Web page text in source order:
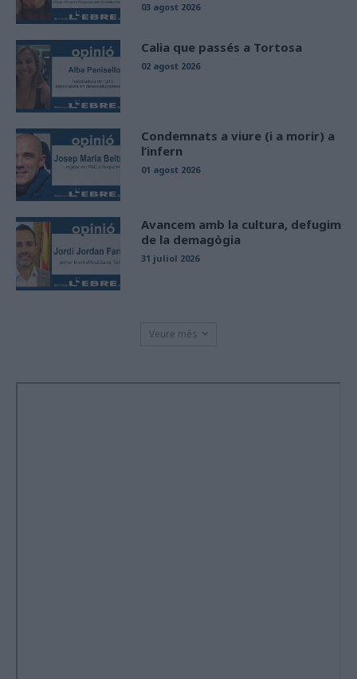
03 agost 2026
Calia que passés a Tortosa
02 agost 2026
Condemnats a viure (i a morir) a
l’infern
01 agost 2026
Avancem amb la cultura, defugim
de la demagògia
31 juliol 2026
Veure més